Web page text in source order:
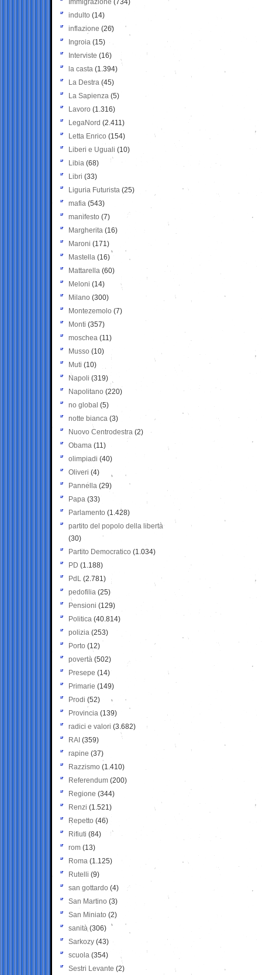
Immigrazione (734)
indulto (14)
inflazione (26)
Ingroia (15)
Interviste (16)
la casta (1.394)
La Destra (45)
La Sapienza (5)
Lavoro (1.316)
LegaNord (2.411)
Letta Enrico (154)
Liberi e Uguali (10)
Libia (68)
Libri (33)
Liguria Futurista (25)
mafia (543)
manifesto (7)
Margherita (16)
Maroni (171)
Mastella (16)
Mattarella (60)
Meloni (14)
Milano (300)
Montezemolo (7)
Monti (357)
moschea (11)
Musso (10)
Muti (10)
Napoli (319)
Napolitano (220)
no global (5)
notte bianca (3)
Nuovo Centrodestra (2)
Obama (11)
olimpiadi (40)
Oliveri (4)
Pannella (29)
Papa (33)
Parlamento (1.428)
partito del popolo della libertà
(30)
Partito Democratico (1.034)
PD (1.188)
PdL (2.781)
pedofilia (25)
Pensioni (129)
Politica (40.814)
polizia (253)
Porto (12)
povertà (502)
Presepe (14)
Primarie (149)
Prodi (52)
Provincia (139)
radici e valori (3.682)
RAI (359)
rapine (37)
Razzismo (1.410)
Referendum (200)
Regione (344)
Renzi (1.521)
Repetto (46)
Rifiuti (84)
rom (13)
Roma (1.125)
Rutelli (9)
san gottardo (4)
San Martino (3)
San Miniato (2)
sanità (306)
Sarkozy (43)
scuola (354)
Sestri Levante (2)